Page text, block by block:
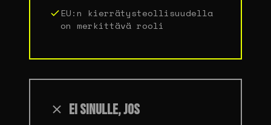
EU:n kierrätysteollisuudella
on merkittävä rooli
EI SINULLE, JOS